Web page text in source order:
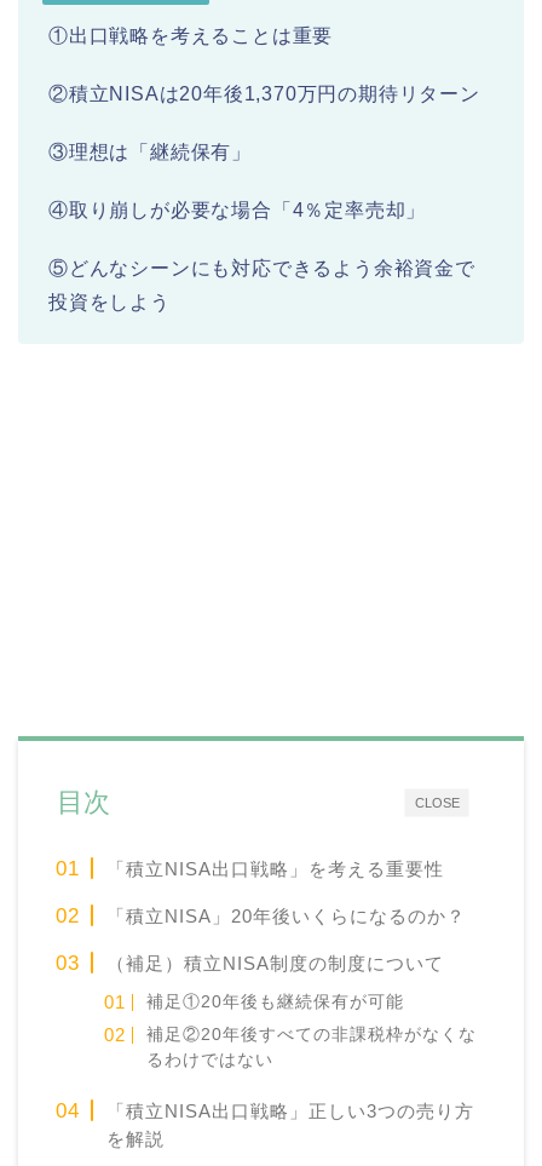
①出口戦略を考えることは重要
②積立NISAは20年後1,370万円の期待リターン
③理想は「継続保有」
④取り崩しが必要な場合「4％定率売却」
⑤どんなシーンにも対応できるよう余裕資金で
投資をしよう
CLOSE
目次
「積立NISA出口戦略」を考える重要性
「積立NISA」20年後いくらになるのか？
（補足）積立NISA制度の制度について
補足①20年後も継続保有が可能
補足②20年後すべての非課税枠がなくな
るわけではない
「積立NISA出口戦略」正しい3つの売り方
を解説